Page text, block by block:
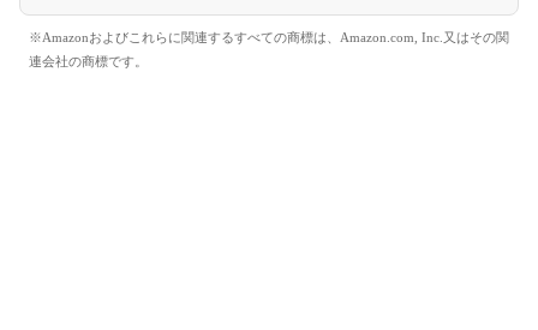
※Amazonおよびこれらに関連するすべての商標は、Amazon.com, Inc.又はその関
連会社の商標です。